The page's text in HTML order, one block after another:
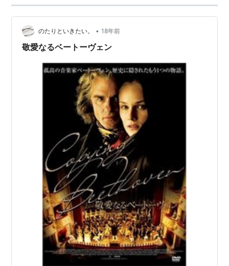
のたりといきたい。 • 18年前
敬愛なるベートーヴェン